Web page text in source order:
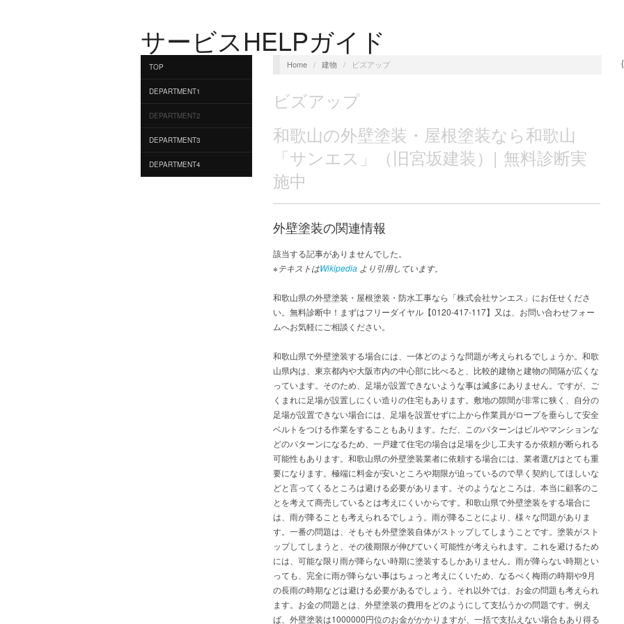
サービスHELPガイド
TOP
DEPARTMENT1
DEPARTMENT2
DEPARTMENT3
DEPARTMENT4
Home / 建物 / ビズアップ
ビズアップ
和歌山の外壁塗装・屋根塗装なら和歌山
「サンエス」（旧宮坂建装）| 無料診断実
施中
外壁塗装の関連情報
該当する記事がありませんでした。
※テキストはWikipedia より引用しています。
和歌山県の外壁塗装・屋根塗装・防水工事なら「株式会社サンエス」にお任せくださ
い。無料診断中！まずはフリーダイヤル【0120-417-117】又は、お問い合わせフォー
ムへお気軽にご相談ください。
和歌山県で外壁塗装する場合には、一体どのような問題が考えられるでしょうか。和歌
山県内は、東京都内や大阪市内の中心部に比べると、比較的建物と建物の間隔が広くな
っています。そのため、足場が設置できないような事は滅多にありません。ですが、ご
くまれに足場が設置しにくい造りの住宅もあります。敷地の隙間が非常に狭く、自分の
足場が設置できない場合には、足場を設置せずに上から作業員がロープを垂らして安全
ベルトをつける作業をすることもあります。ただ、このパターンはビルやマンションな
どのパターンになるため、一戸建て住宅の場合は足場を少し工夫するか依頼が断られる
可能性もあります。和歌山県の外壁塗装業者に依頼する場合には、業者選びはとても重
要になります。極端に料金が安いところや期限が迫っているので早く契約してほしいな
どと言ってくるところは避ける必要があります。そのようなところは、本当に顧客のこ
とを考えて商売しているとは考えにくいからです。和歌山県で外壁塗装をする場合に
は、雨が降ることも考えられるでしょう。雨が降ることにより、様々な問題がありま
す。一番の問題は、そもそも外壁塗装自体がストップしてしまうことです。塗装がスト
ップしてしまうと、その後期限が伸びていく可能性が考えられます。これを避けるため
には、可能な限り雨が降らない時期に塗装するしかありません。雨が降らない時期とい
っても、完全に雨が降らない事はちょっと考えにくいため、なるべく梅雨の時期や9月
の長雨の時期などは避ける必要があるでしょう。それ以外では、お金の問題も考えられ
ます。お金の問題とは、外壁塗装の費用をどのようにして支払うかの問題です。例え
ば、外壁塗装は1000000円位のお金がかかりますが、一括で支払えない場合もあり得る